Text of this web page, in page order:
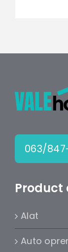
063/
Product
Alat
Auto